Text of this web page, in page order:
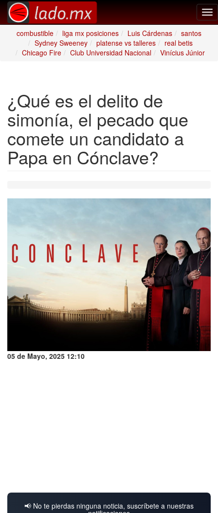
combustible
liga mx posiciones Luis Cárdenas
santos
Sydney Sweeney
platense vs talleres
real betis
Chicago Fire
Club Universidad Nacional Vinícius Júnior
¿Qué es el delito de
simonía, el pecado que
comete un candidato a
Papa en Cónclave?
05 de Mayo, 2025 12:10
📢 No te pierdas ninguna noticia, suscríbete a nuestras